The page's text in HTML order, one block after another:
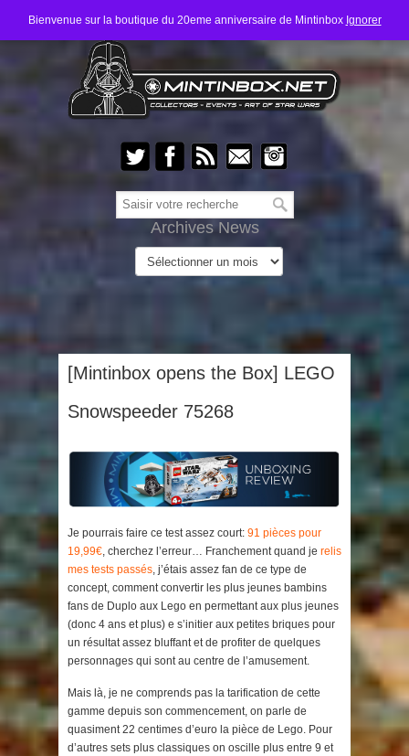
Bienvenue sur la boutique du 20eme anniversaire de Mintinbox Ignorer
Archives News
[Mintinbox opens the Box] LEGO
Snowspeeder 75268
Je pourrais faire ce test assez court: 91 pièces pour
19,99€, cherchez l’erreur… Franchement quand je relis
mes tests passés, j’étais assez fan de ce type de
concept, comment convertir les plus jeunes bambins
fans de Duplo aux Lego en permettant aux plus jeunes
(donc 4 ans et plus) e s’initier aux petites briques pour
un résultat assez bluffant et de profiter de quelques
personnages qui sont au centre de l’amusement.
Mais là, je ne comprends pas la tarification de cette
gamme depuis son commencement, on parle de
quasiment 22 centimes d’euro la pièce de Lego. Pour
d’autres sets plus classiques on oscille plus entre 9 et